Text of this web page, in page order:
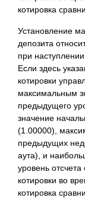
котировка
Установление
депозита
при
Если здесь
котировки
максимальным
предыдущего
значение
(1.00000),
предыдущих
аута), и
уровень
котировки во
котировка